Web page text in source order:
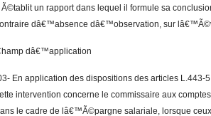
Il Ã©tablit un rapport dans lequel il formule sa
dâ€™absence dâ€™observation, sur
dâ€™application
En application des dispositions des articles L.443-
intervention concerne le commissaire aux
le cadre de lâ€™Ã©pargne salariale, lorsque